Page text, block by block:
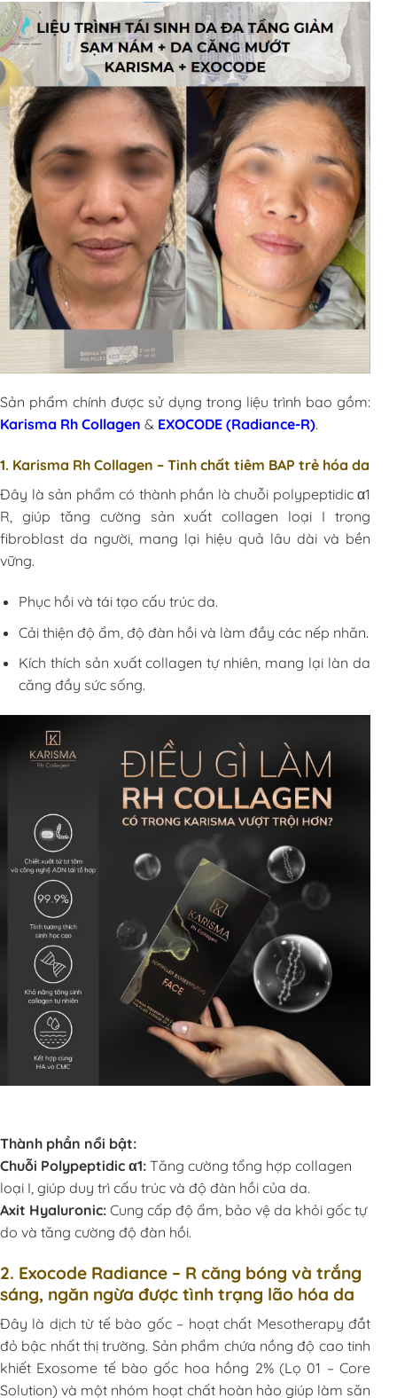
Sản phẩm chính được sử dụng trong liệu trình bao gồm:
Karisma Rh Collagen & EXOCODE (Radiance-R).
1. Karisma Rh Collagen – Tinh chất tiêm BAP trẻ hóa da
Đây là sản phẩm có thành phần là chuỗi polypeptidic α1
R, giúp tăng cường sản xuất collagen loại I trong
fibroblast da người, mang lại hiệu quả lâu dài và bền
vững.
Phục hồi và tái tạo cấu trúc da.
Cải thiện độ ẩm, độ đàn hồi và làm đầy các nếp nhăn.
Kích thích sản xuất collagen tự nhiên, mang lại làn da
căng đầy sức sống.
Thành phần nổi bật:
Chuỗi Polypeptidic α1: Tăng cường tổng hợp collagen
loại I, giúp duy trì cấu trúc và độ đàn hồi của da.
Axit Hyaluronic: Cung cấp độ ẩm, bảo vệ da khỏi gốc tự
do và tăng cường độ đàn hồi.
2. Exocode Radiance – R căng bóng và trắng
sáng, ngăn ngừa được tình trạng lão hóa da
Đây là dịch từ tế bào gốc – hoạt chất Mesotherapy đắt
đỏ bậc nhất thị trường. Sản phẩm chứa nồng độ cao tinh
khiết Exosome tế bào gốc hoa hồng 2% (Lọ 01 – Core
Solution) và một nhóm hoạt chất hoàn hảo giúp làm săn